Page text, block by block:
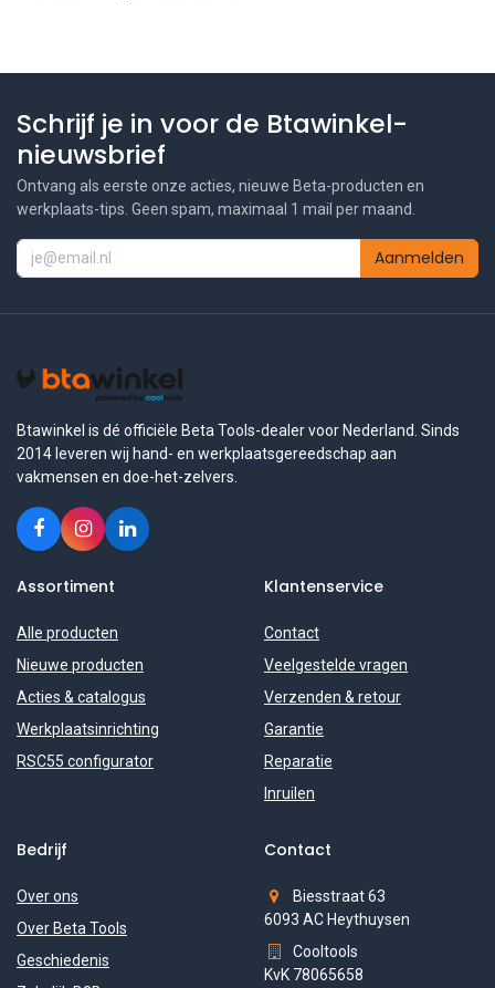
Schrijf je in voor de Btawinkel-
nieuwsbrief
Ontvang als eerste onze acties, nieuwe Beta-producten en
werkplaats-tips. Geen spam, maximaal 1 mail per maand.
Aanmelden
Btawinkel is dé officiële Beta Tools-dealer voor Nederland. Sinds
2014 leveren wij hand- en werkplaatsgereedschap aan
vakmensen en doe-het-zelvers.
Assortiment
Alle producten
Nieuwe producten
Acties & catalogus
Werkplaatsinrichting
RSC55 configurator
Klantenservice
Contact
Veelgestelde vragen
Verzenden & retour
Garantie
Reparatie
Inruilen
Bedrijf
Over ons
Over Beta Tools
Geschiedenis
Contact
Biesstraat 63
6093 AC Heythuysen
Cooltools
KvK 78065658